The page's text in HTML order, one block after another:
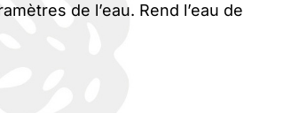
de l’eau. Rend l’eau de